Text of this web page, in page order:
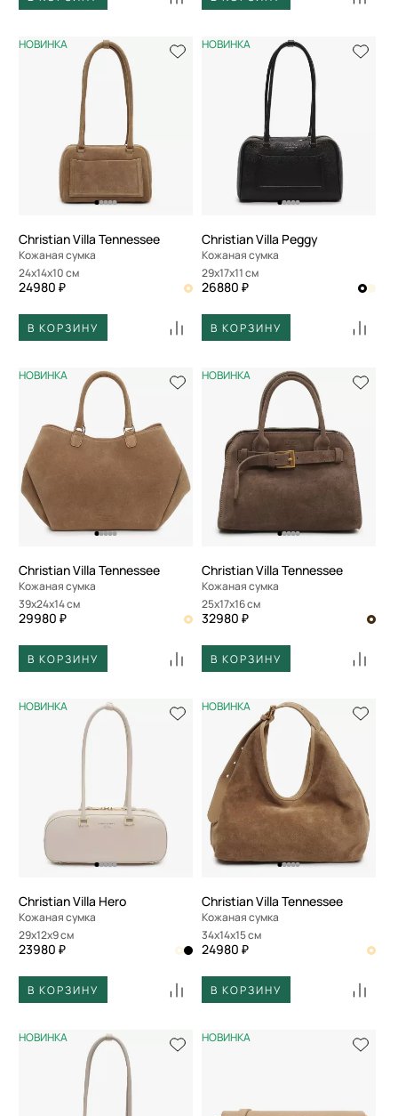
НОВИНКА
Christian Villa Tennessee
Кожаная сумка
24x14x10 см
24980 ₽
В КОРЗИНУ
НОВИНКА
Christian Villa Peggy
Кожаная сумка
29x17x11 см
26880 ₽
В КОРЗИНУ
НОВИНКА
Christian Villa Tennessee
Кожаная сумка
39x24x14 см
29980 ₽
В КОРЗИНУ
НОВИНКА
Christian Villa Tennessee
Кожаная сумка
25x17x16 см
32980 ₽
В КОРЗИНУ
НОВИНКА
Christian Villa Hero
Кожаная сумка
29x12x9 см
23980 ₽
В КОРЗИНУ
НОВИНКА
Christian Villa Tennessee
Кожаная сумка
34x14x15 см
24980 ₽
В КОРЗИНУ
НОВИНКА НОВИНКА